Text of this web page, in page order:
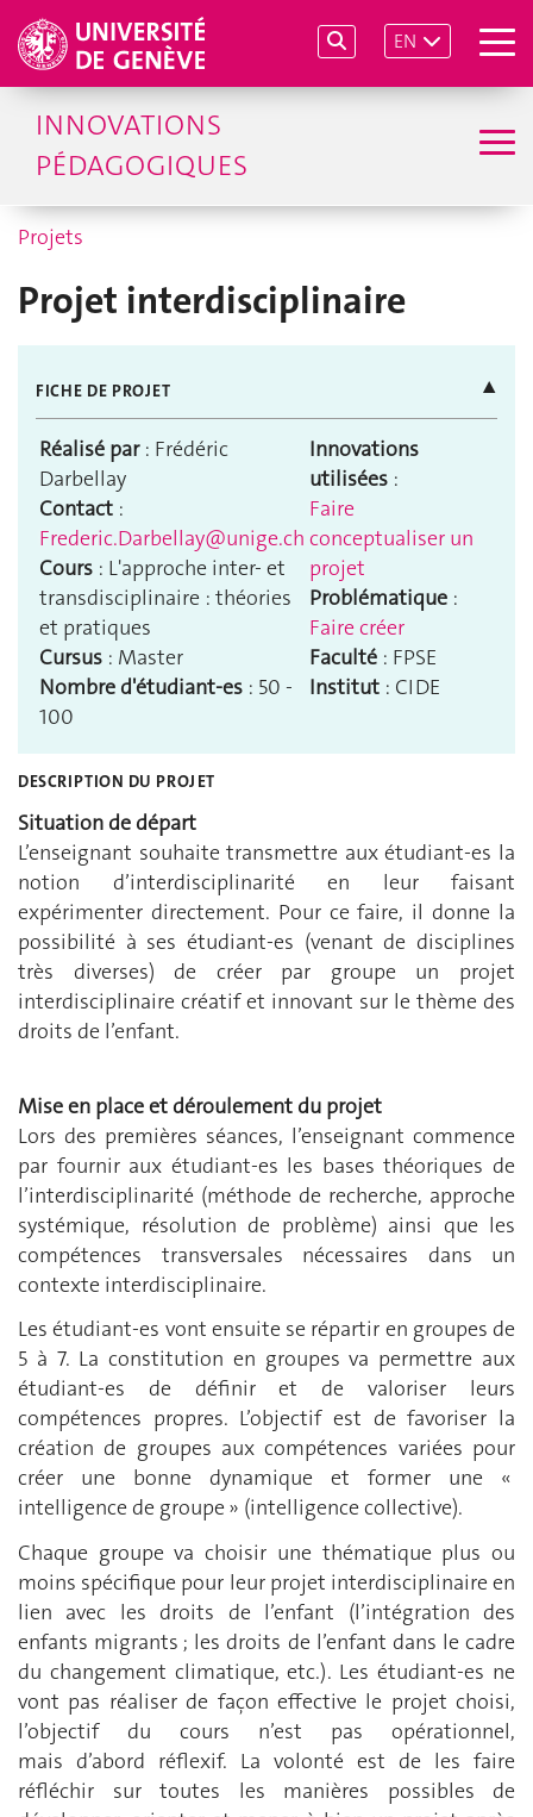
EN
INNOVATIONS
PÉDAGOGIQUES
Projets
Projet interdisciplinaire
FICHE DE PROJET ▲
Réalisé par: Frédéric
Darbellay
Contact :
Frederic.Darbellay@unige.ch
Cours : L'approche inter- et
transdisciplinaire : théories
et pratiques
Cursus : Master
Nombre d'étudiant-es : 50 -
100
Innovations
utilisées :
Faire
conceptualiser un
projet
Problématique :
Faire créer
Faculté : FPSE
Institut : CIDE
DESCRIPTION DU PROJET
Situation de départ
L’enseignant souhaite transmettre aux étudiant-es la
notion d’interdisciplinarité en leur faisant
expérimenter directement. Pour ce faire, il donne la
possibilité à ses étudiant-es (venant de disciplines
très diverses) de créer par groupe un projet
interdisciplinaire créatif et innovant sur le thème des
droits de l’enfant.
Mise en place et déroulement du projet
Lors des premières séances, l’enseignant commence
par fournir aux étudiant-es les bases théoriques de
l’interdisciplinarité (méthode de recherche, approche
systémique, résolution de problème) ainsi que les
compétences transversales nécessaires dans un
contexte interdisciplinaire.
Les étudiant-es vont ensuite se répartir en groupes de
5 à 7. La constitution en groupes va permettre aux
étudiant-es de définir et de valoriser leurs
compétences propres. L’objectif est de favoriser la
création de groupes aux compétences variées pour
créer une bonne dynamique et former une «
intelligence de groupe » (intelligence collective).
Chaque groupe va choisir une thématique plus ou
moins spécifique pour leur projet interdisciplinaire en
lien avec les droits de l’enfant (l’intégration des
enfants migrants ; les droits de l’enfant dans le cadre
du changement climatique, etc.). Les étudiant-es ne
vont pas réaliser de façon effective le projet choisi,
l’objectif du cours n’est pas opérationnel,
mais d’abord réflexif. La volonté est de les faire
réfléchir sur toutes les manières possibles de